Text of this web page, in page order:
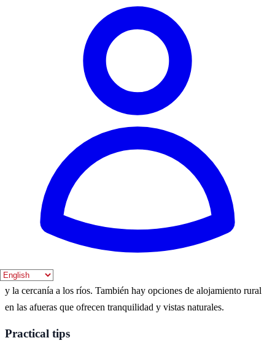
provide the perfect escape for relaxation and rejuvenation.
Naturaleza, Cultura, Termalismo
Muy Popular
Apto familias Económico Exterior
La mejor época del año para visitar Ourense es durante los meses de
primavera y verano, cuando el clima es cálido y se pueden disfrutar
de actividades al aire libre. Las fiestas locales y eventos culturales
también se celebran en estos meses, lo que añade un atractivo
adicional.
Where to experience it
centro de Ourense, donde se puede disfrutar de la gastronomía local
y la cercanía a los ríos. También hay opciones de alojamiento rural
en las afueras que ofrecen tranquilidad y vistas naturales.
Practical tips